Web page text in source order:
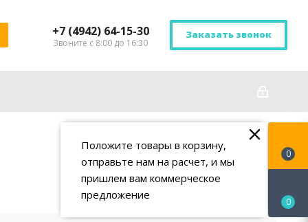
+7 (4942) 64-15-30
Звоните с 8:00 до 16:30
Заказать звонок
0
0
Положите товары в корзину,
отправьте нам на расчет, и мы
пришлем вам коммерческое
предложение